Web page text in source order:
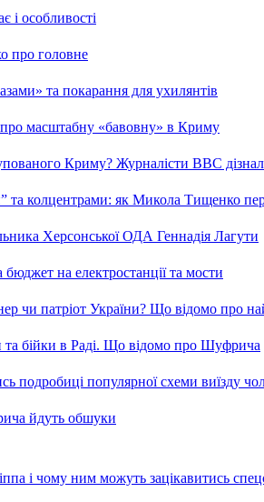
і особливості
про головне
та покарання для ухилянтів
про масштабну «бавовну» в Криму
Криму? Журналісти ВВС
та колцентрами: як Микола Тищенко
Херсонської ОДА Геннадія Лагути
на електростанції та мости
чи патріот України? Що відомо про
та бійки в Раді. Що відомо про Шуфрича
подробиці популярної схеми виїзду
йдуть обшуки
і чому ним можуть зацікавитись